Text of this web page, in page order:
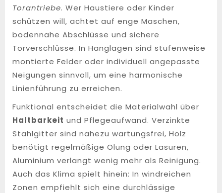
Torantriebe. Wer Haustiere oder Kinder
schützen will, achtet auf enge Maschen,
bodennahe Abschlüsse und sichere
Torverschlüsse. In Hanglagen sind stufenweise
montierte Felder oder individuell angepasste
Neigungen sinnvoll, um eine harmonische
Linienführung zu erreichen.
Funktional entscheidet die Materialwahl über
Haltbarkeit und Pflegeaufwand. Verzinkte
Stahlgitter sind nahezu wartungsfrei, Holz
benötigt regelmäßige Ölung oder Lasuren,
Aluminium verlangt wenig mehr als Reinigung.
Auch das Klima spielt hinein: In windreichen
Zonen empfiehlt sich eine durchlässige